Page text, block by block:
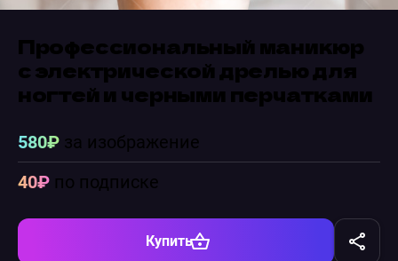
Профессиональный маникюр
с электрической дрелью для
ногтей и черными перчатками
580₽за изображение
40₽по подписке
Купить